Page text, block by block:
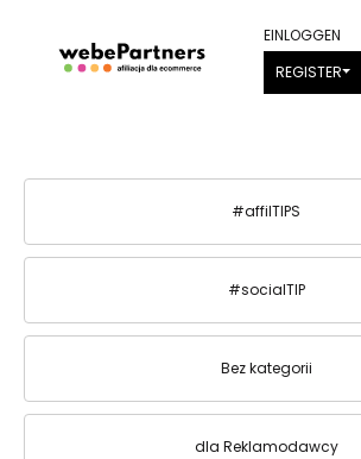
EINLOGGEN
REGISTER
#affilTIPS
#socialTIP
Bez kategorii
dla Reklamodawcy